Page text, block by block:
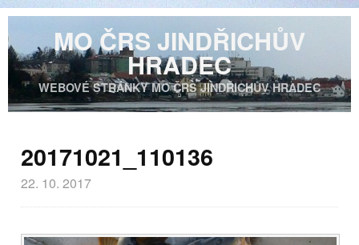
MO ČRS JINDŘICHŮV
HRADEC
WEBOVÉ STRÁNKY MO ČRS JINDŘICHŮV HRADEC
20171021_110136
22. 10. 2017